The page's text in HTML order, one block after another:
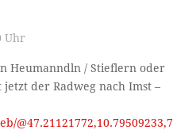
Uhr
Heumanndln / Stieflern oder
der Radweg nach Imst –
@47.21121772,10.79509233,7